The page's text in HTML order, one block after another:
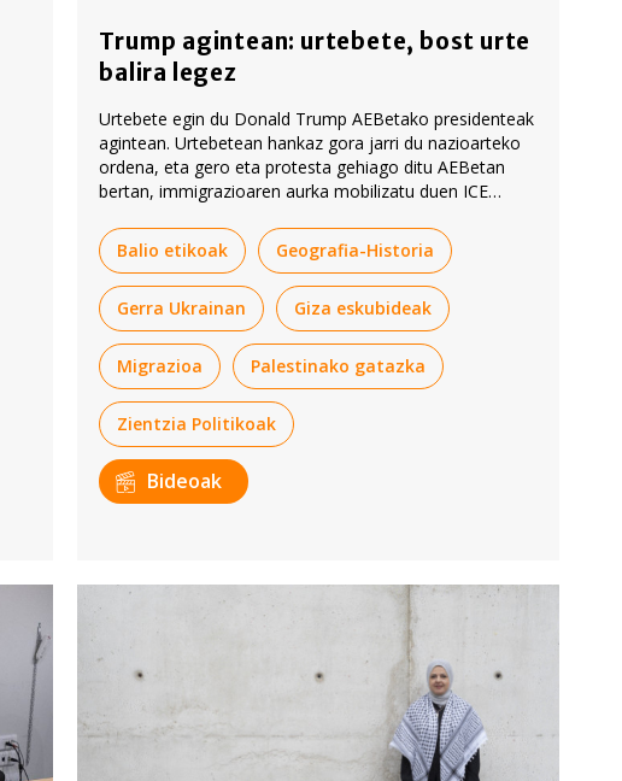
Trump agintean: urtebete, bost urte
balira legez
Urtebete egin du Donald Trump AEBetako presidenteak
agintean. Urtebetean hankaz gora jarri du nazioarteko
ordena, eta gero eta protesta gehiago ditu AEBetan
bertan, immigrazioaren aurka mobilizatu duen ICE
Balio etikoak
Geografia-Historia
Gerra Ukrainan Giza eskubideak
Migrazioa Palestinako gatazka
Zientzia Politikoak
Bideoak